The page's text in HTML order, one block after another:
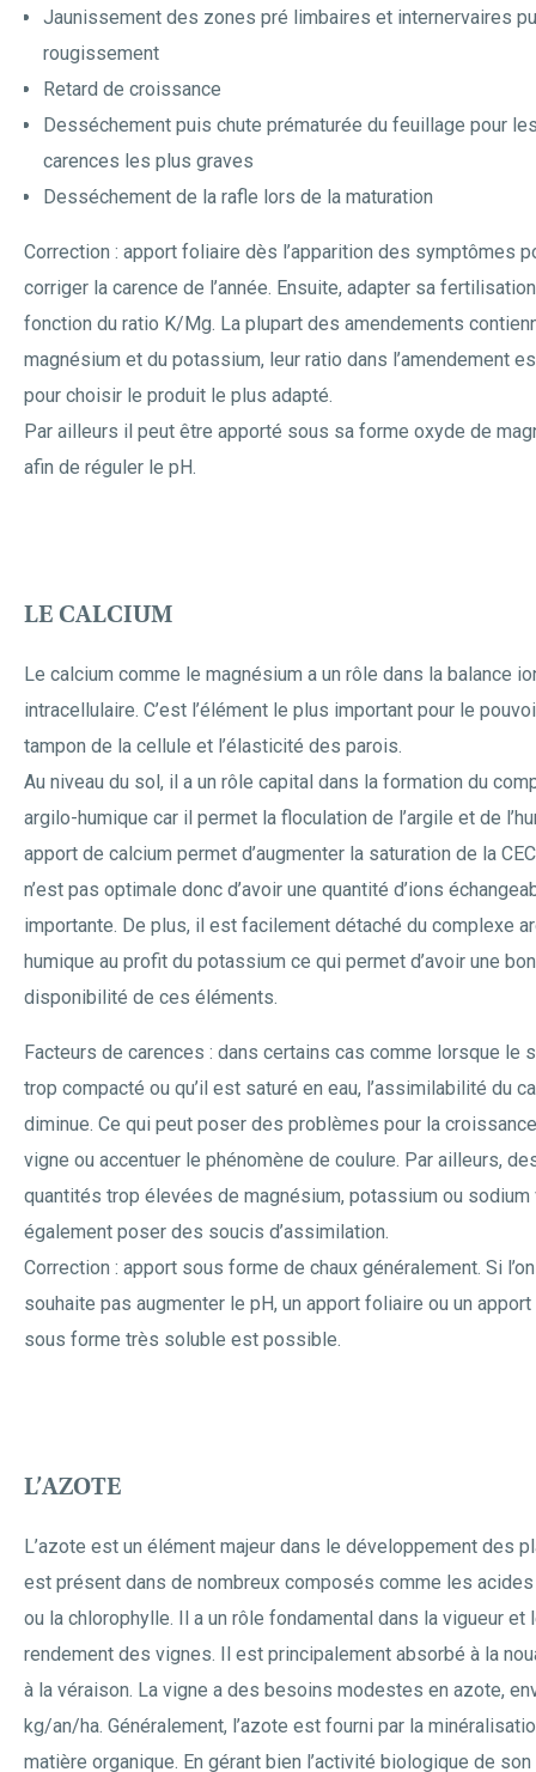
Jaunissement des zones pré limbaires et internervaires
rougissement
Retard de croissance
Desséchement puis chute prématurée du feuillage pour
carences les plus graves
Desséchement de la rafle lors de la maturation
Correction : apport foliaire dès l’apparition des symptômes
corriger la carence de l’année. Ensuite, adapter sa
fonction du ratio K/Mg. La plupart des amendements
magnésium et du potassium, leur ratio dans l’amendement
pour choisir le produit le plus adapté.
Par ailleurs il peut être apporté sous sa forme oxyde de
afin de réguler le pH.
LE CALCIUM
Le calcium comme le magnésium a un rôle dans la balance
intracellulaire. C’est l’élément le plus important pour le
tampon de la cellule et l’élasticité des parois.
Au niveau du sol, il a un rôle capital dans la formation du
argilo-humique car il permet la floculation de l’argile et de
apport de calcium permet d’augmenter la saturation de la
n’est pas optimale donc d’avoir une quantité d’ions
importante. De plus, il est facilement détaché du complexe
humique au profit du potassium ce qui permet d’avoir une
disponibilité de ces éléments.
Facteurs de carences : dans certains cas comme lorsque le
trop compacté ou qu’il est saturé en eau, l’assimilabilité du
diminue. Ce qui peut poser des problèmes pour la
vigne ou accentuer le phénomène de coulure. Par ailleurs,
quantités trop élevées de magnésium, potassium ou sodium
également poser des soucis d’assimilation.
Correction : apport sous forme de chaux généralement. Si
souhaite pas augmenter le pH, un apport foliaire ou un
sous forme très soluble est possible.
L’AZOTE
L’azote est un élément majeur dans le développement des
est présent dans de nombreux composés comme les
ou la chlorophylle. Il a un rôle fondamental dans la vigueur et
rendement des vignes. Il est principalement absorbé à la
à la véraison. La vigne a des besoins modestes en azote,
kg/an/ha. Généralement, l’azote est fourni par la
matière organique. En gérant bien l’activité biologique de